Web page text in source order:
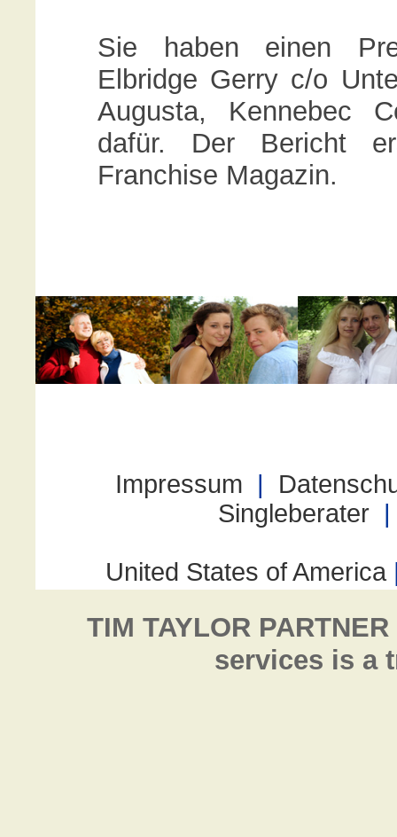
Sie haben einen
Elbridge Gerry c/o
Augusta, Kennebec
dafür. Der Bericht
Franchise Magazin.
TIM TAYLOR
services is a